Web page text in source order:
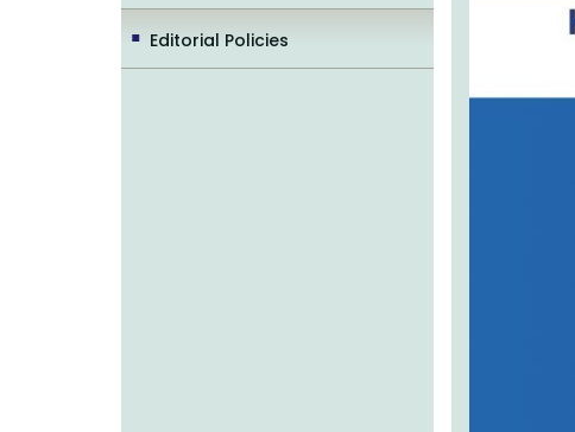
Editorial Policies